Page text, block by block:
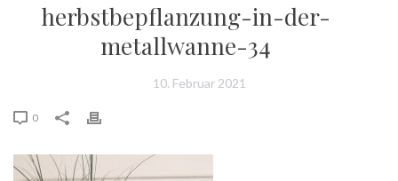
herbstbepflanzung-in-der-
metallwanne-34
10. Februar 2021
0